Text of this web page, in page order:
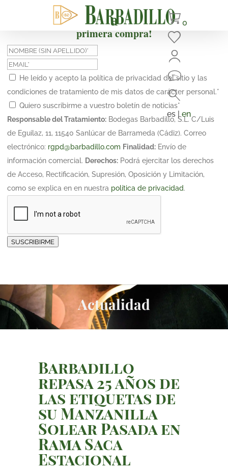
¡Suscríbete y obtén un 10% de descuento en tu
primera compra!
He leído y acepto la política de privacidad del sitio y las
condiciones de tratamiento de mis datos de carácter personal.*
Quiero suscribirme a vuestro boletín de noticias*
Responsable del Tratamiento: Bodegas Barbadillo, S.L. C/Luis
de Eguilaz, 11, 11540 Sanlúcar de Barrameda (Cádiz). Correo
electrónico: rgpd@barbadillo.com Finalidad: Envío de
información comercial. Derechos: Podrá ejercitar los derechos
de Acceso, Rectificación, Supresión, Oposición y Limitación,
como se explica en en nuestra política de privacidad.
SUSCRIBIRME
0
es |en
Actualidad
Barbadillo
repasa 25 años de
las etiquetas de
su Manzanilla
Solear Pasada en
Rama Saca
Estacional